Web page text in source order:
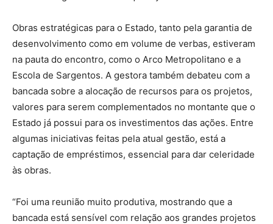
Obras estratégicas para o Estado, tanto pela garantia de
desenvolvimento como em volume de verbas, estiveram
na pauta do encontro, como o Arco Metropolitano e a
Escola de Sargentos. A gestora também debateu com a
bancada sobre a alocação de recursos para os projetos,
valores para serem complementados no montante que o
Estado já possui para os investimentos das ações. Entre
algumas iniciativas feitas pela atual gestão, está a
captação de empréstimos, essencial para dar celeridade
às obras.
“Foi uma reunião muito produtiva, mostrando que a
bancada está sensível com relação aos grandes projetos